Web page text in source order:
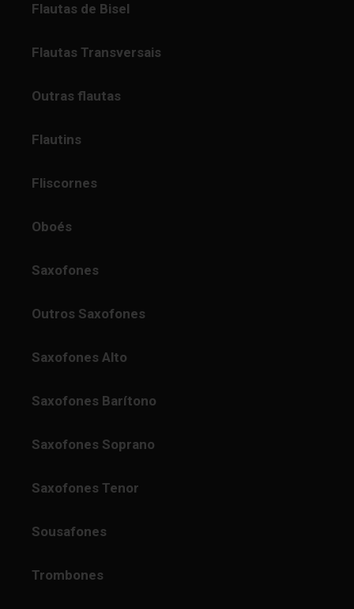
Flautas de Bisel
Flautas Transversais
Outras flautas
Flautins
Fliscornes
Oboés
Saxofones
Outros Saxofones
Saxofones Alto
Saxofones Barítono
Saxofones Soprano
Saxofones Tenor
Sousafones
Trombones